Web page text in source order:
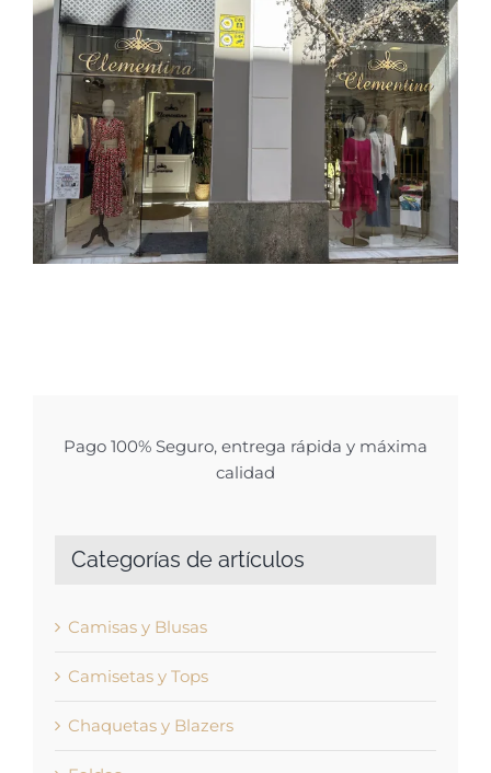
Pago 100% Seguro, entrega rápida y máxima
calidad
Categorías de artículos
Camisas y Blusas
Camisetas y Tops
Chaquetas y Blazers